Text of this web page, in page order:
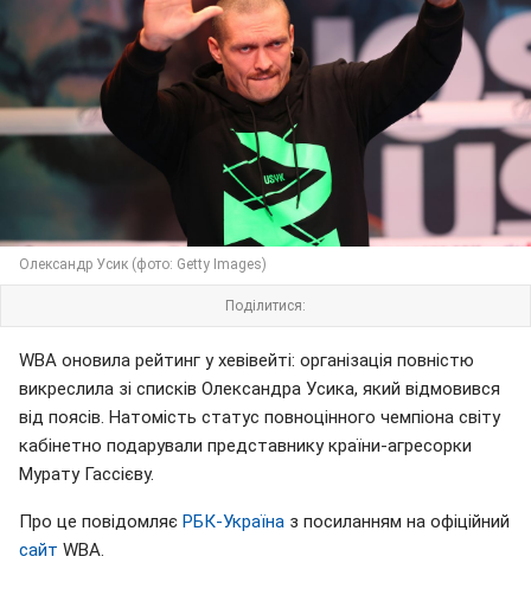
Олександр Усик (фото: Getty Images)
Поділитися:
WBA оновила рейтинг у хевівейті: організація повністю
викреслила зі списків Олександра Усика, який відмовився
від поясів. Натомість статус повноцінного чемпіона світу
кабінетно подарували представнику країни-агресорки
Мурату Гассієву.
Про це повідомляє РБК-Україна з посиланням на офіційний
сайт WBA.